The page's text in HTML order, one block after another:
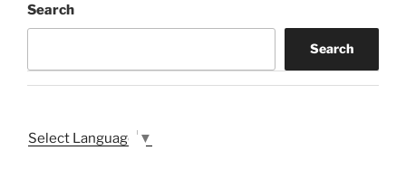
Search
Search
Select Language ▼